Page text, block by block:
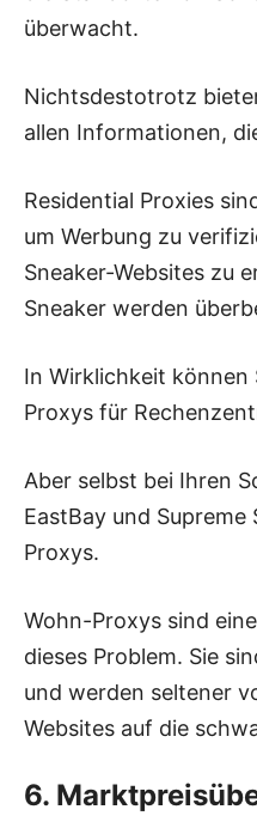
überwacht.
Nichtsdestotrotz
allen Informationen,
Residential Proxies
um Werbung zu
Sneaker-Websites zu
Sneaker werden
In Wirklichkeit können
Proxys für
Aber selbst bei Ihren
EastBay und
Proxys.
Wohn-Proxys sind
dieses Problem. Sie
und werden seltener
Websites auf die
6.